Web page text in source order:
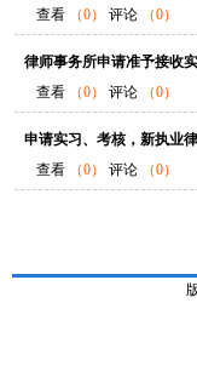
查看
（0） 评论 （0）
律师事务所申请准予接收
查看
（0） 评论 （0）
申请实习、考核，新执业
查看
（0） 评论 （0）